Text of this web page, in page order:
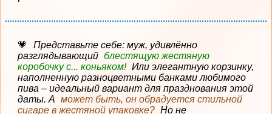
Представьте себе: муж, удивлённо
разглядывающий блестящую жестяную
коробочку с... коньяком! Или элегантную корзинку,
наполненную разноцветными банками любимого
пива – идеальный вариант для празднования этой
даты. А может быть, он обрадуется стильной
сигаре в жестяной упаковке? Но не